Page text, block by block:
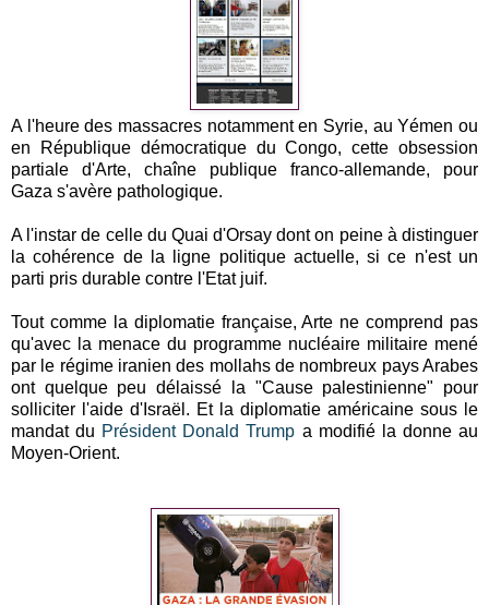
A l'heure des massacres notamment en Syrie, au Yémen ou
en République démocratique du Congo, cette obsession
partiale d'Arte, chaîne publique franco-allemande, pour
Gaza s'avère pathologique.
A l'instar de celle du Quai d'Orsay dont on peine à distinguer
la cohérence de la ligne politique actuelle, si ce n'est un
parti pris durable contre l'Etat juif.
Tout comme la diplomatie française, Arte ne comprend pas
qu'avec la menace du programme nucléaire militaire mené
par le régime iranien des mollahs de nombreux pays Arabes
ont quelque peu délaissé la "Cause palestinienne" pour
solliciter l'aide d'Israël. Et la diplomatie américaine sous le
mandat du Président Donald Trump a modifié la donne au
Moyen-Orient.